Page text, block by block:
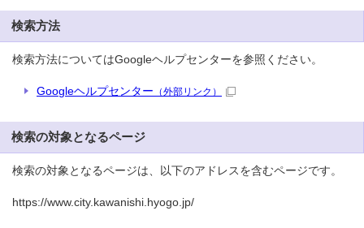
検索方法
検索方法についてはGoogleヘルプセンターを参照ください。
Googleヘルプセンター （外部リンク）
検索の対象となるページ
検索の対象となるページは、以下のアドレスを含むページです。
https://www.city.kawanishi.hyogo.jp/